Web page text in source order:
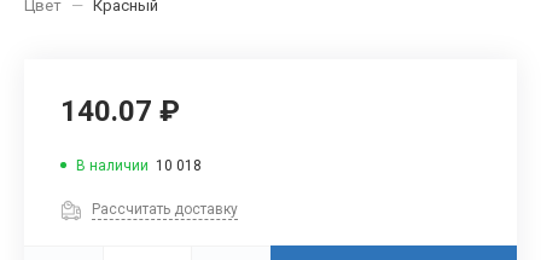
Цвет — Красный
140.07 ₽
В наличии 10 018
Рассчитать доставку